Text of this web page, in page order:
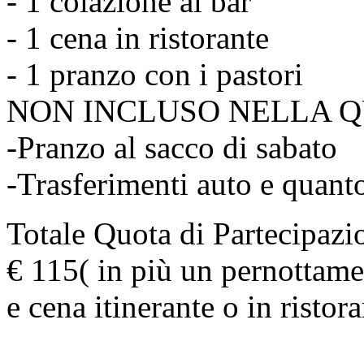
- 1 cena in ristorante
- 1 pranzo con i pastori
NON INCLUSO NELLA
-Pranzo al sacco di sabato
-Trasferimenti auto e
Totale Quota di
€ 115( in più un
e cena itinerante o in